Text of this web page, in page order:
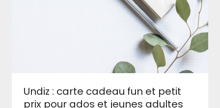
Undiz : carte cadeau fun et petit
prix pour ados et jeunes adultes